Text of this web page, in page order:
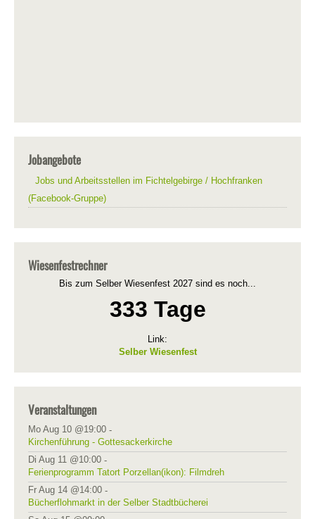
Jobangebote
Jobs und Arbeitsstellen im Fichtelgebirge / Hochfranken
(Facebook-Gruppe)
Wiesenfestrechner
Bis zum Selber Wiesenfest 2027 sind es noch...
333 Tage
Link:
Selber Wiesenfest
Veranstaltungen
Mo Aug 10 @19:00 -
Kirchenführung - Gottesackerkirche
Di Aug 11 @10:00 -
Ferienprogramm Tatort Porzellan(ikon): Filmdreh
Fr Aug 14 @14:00 -
Bücherflohmarkt in der Selber Stadtbücherei